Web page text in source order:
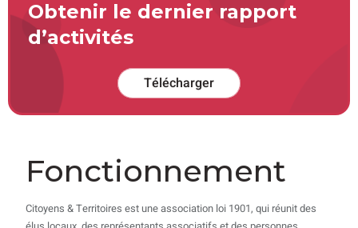
Obtenir le dernier rapport
d’activités
Télécharger
Fonctionnement
Citoyens & Territoires est une association loi 1901, qui réunit des